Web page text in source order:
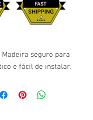
seguro para
e fácil de instalar.